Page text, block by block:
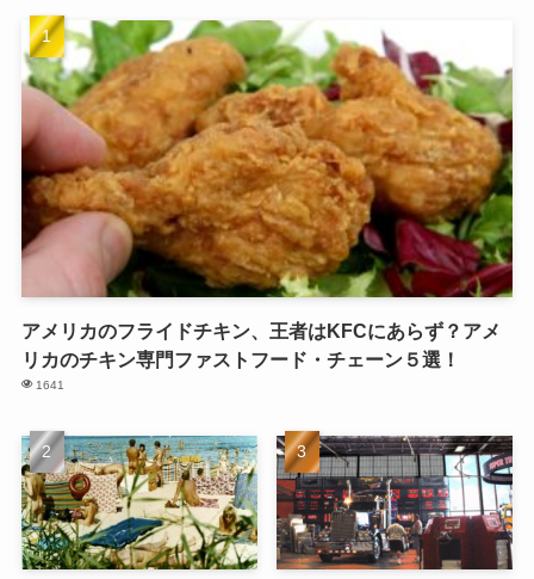
アメリカのフライドチキン、王者はKFCにあらず？アメ
リカのチキン専門ファストフード・チェーン５選！
1641